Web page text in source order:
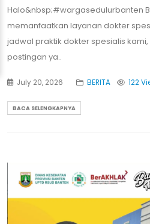
Halo&nbsp;#wargasedulurbanten
memanfaatkan layanan dokter
jadwal praktik dokter spesialis
postingan ya..
July 20, 2026 BERITA 122
BACA SELENGKAPNYA